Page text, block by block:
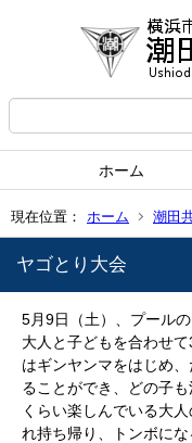
ホーム
現在位置： ホーム 潮田
ヤゴとり大会
5月9日（土）、プール
大人と子どもを合わせ
はギンヤンマをはじめ
ることができ、どの子
くらい楽しんでいる大
れ持ち帰り、トンボにな